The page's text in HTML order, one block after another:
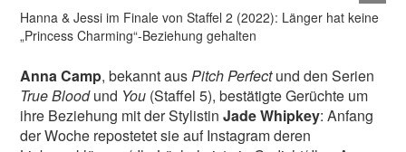
Hanna & Jessi im Finale von Staffel 2 (2022): Länger hat keine
„Princess Charming“-Beziehung gehalten
Anna Camp, bekannt ausPitch Perfectund den Serien
True Bloodund You (Staffel 5), bestätigte Gerüchte um
ihre Beziehung mit der StylistinJade Whipkey: Anfang
der Woche repostetet sie auf Instagram deren